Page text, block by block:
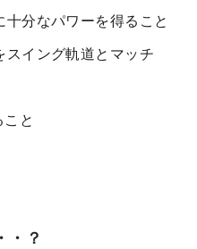
分なパワーを得ること
スイング軌道とマッチ
と
・？